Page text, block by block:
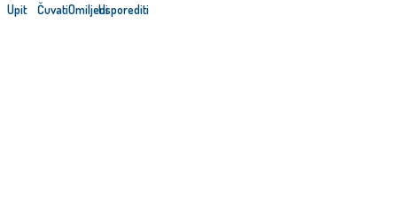
Upit ČuvatiOmiljeniUsporediti